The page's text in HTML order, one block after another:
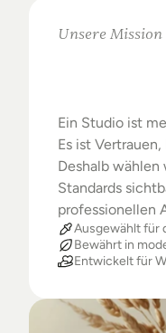
Unsere Mission
Ein Studio ist
Es ist
Deshalb wählen
Standards
professionellen
Ausgewählt für
Bewährt in
Entwickelt für